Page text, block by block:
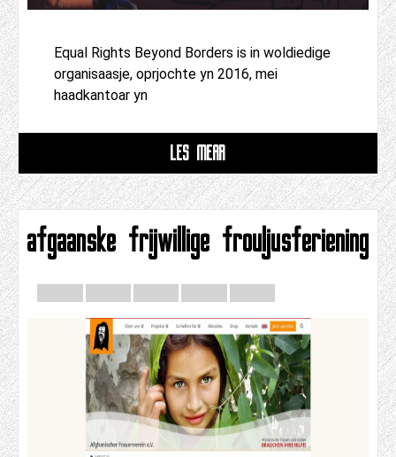
Equal Rights Beyond Borders is in woldiedige
organisaasje, oprjochte yn 2016, mei
haadkantoar yn
LÊS MEAR
afgaanske frijwillige frouljusferiening